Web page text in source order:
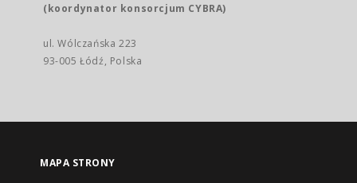
(koordynator konsorcjum CYBRA)
ul. Wólczańska 223
93-005 Łódź, Polska
MAPA STRONY